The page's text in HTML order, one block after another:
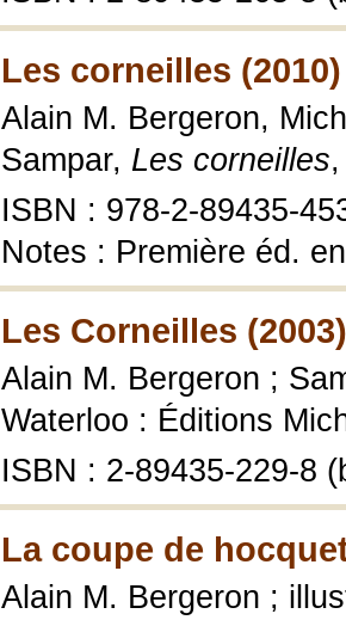
Les corneilles (2010)
Alain M. Bergeron,
Sampar, Les corneilles
ISBN : 978-2-89435-
Notes : Première éd.
Les Corneilles (2003)
Alain M. Bergeron ;
Waterloo : Éditions
ISBN : 2-89435-229-8
La coupe de
Alain M. Bergeron ;